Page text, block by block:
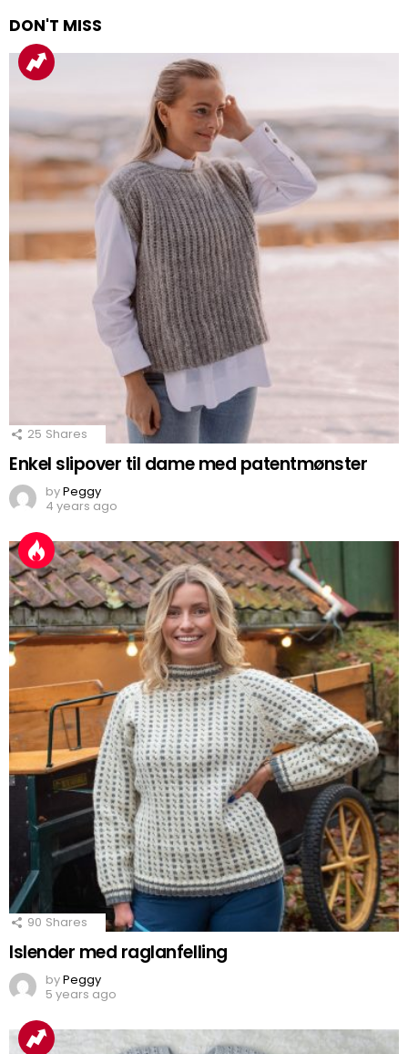
DON'T MISS
25 Shares
Enkel slipover til dame med patentmønster
byPeggy
4 years ago
90 Shares
Islender med raglanfelling
byPeggy
5 years ago